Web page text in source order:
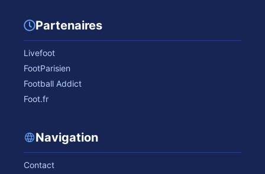
Partenaires
Livefoot
FootParisien
Football Addict
Foot.fr
Navigation
Contact